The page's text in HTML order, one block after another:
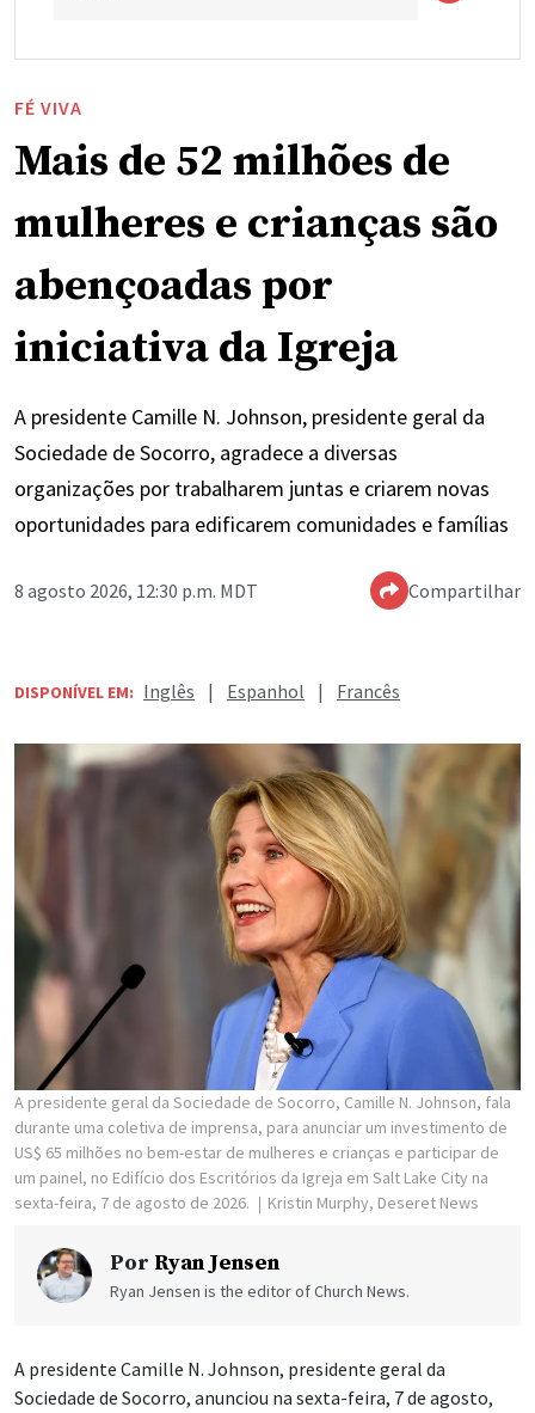
FÉ VIVA
Mais de 52 milhões de
mulheres e crianças são
abençoadas por
iniciativa da Igreja
A presidente Camille N. Johnson, presidente geral da
Sociedade de Socorro, agradece a diversas
organizações por trabalharem juntas e criarem novas
oportunidades para edificarem comunidades e famílias
8 agosto 2026, 12:30 p.m. MDT Compartilhar
DISPONÍVEL EM: Inglês | Espanhol | Francês
A presidente geral da Sociedade de Socorro, Camille N. Johnson, fala
durante uma coletiva de imprensa, para anunciar um investimento de
US$ 65 milhões no bem-estar de mulheres e crianças e participar de
um painel, no Edifício dos Escritórios da Igreja em Salt Lake City na
sexta-feira, 7 de agosto de 2026.
Kristin Murphy, Deseret News
Por Ryan Jensen
Ryan Jensen is the editor of Church News.
A presidente Camille N. Johnson, presidente geral da
Sociedade de Socorro, anunciou na sexta-feira, 7 de agosto,